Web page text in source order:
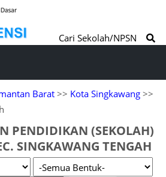
Cari Sekolah/NPSN
Barat >> Kota Singkawang >>
PENDIDIKAN (SEKOLAH)
SINGKAWANG TENGAH